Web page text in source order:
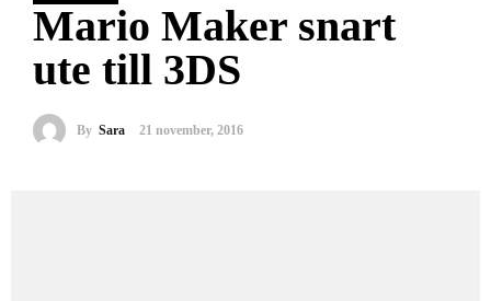
Mario Maker snart
ute till 3DS
By Sara 21 november, 2016